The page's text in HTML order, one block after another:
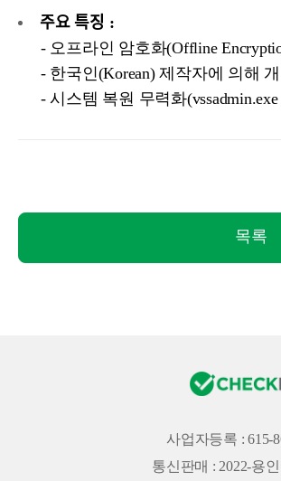
주요 특징 :
- 오프라인 암호화(Offline
- 한국인(Korean) 제작자에 의해
- 시스템 복원 무력화(vssadmin.exe
목록
사업자등록 : 615-
통신판매 : 2022-용